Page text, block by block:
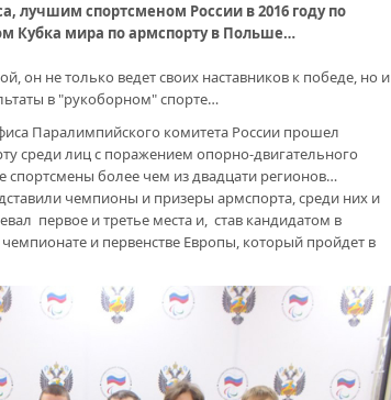
лучшим спортсменом России в 2016 году по
Кубка мира по армспорту в Польше…
он не только ведет своих наставников к победе, но и
в "рукоборном" спорте…
Паралимпийского комитета России прошел
среди лиц с поражением опорно-двигательного
более чем из двадцати регионов…
чемпионы и призеры армспорта, среди них и
первое и третье места и, став кандидатом в
и первенстве Европы, который пройдет в